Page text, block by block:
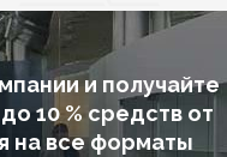
и получайте
10 % средств от
на все форматы